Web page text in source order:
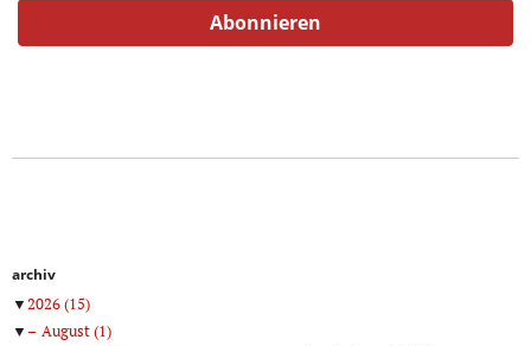
archiv
▼2026(15)
▼
August(1)